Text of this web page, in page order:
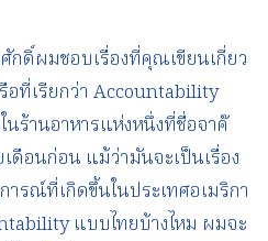
ดิ์ผมชอบเรื่องที่คุณเขียนเกี่ยว
ที่เรียกว่า Accountability
นร้านอาหารแห่งหนึ่งที่ชื่อจาค๊
ดือนก่อน แม้ว่ามันจะเป็นเรื่อง
รณ์ที่เกิดขึ้นในประเทศอเมริกา
แบบไทยบ้างไหม ผมจะ